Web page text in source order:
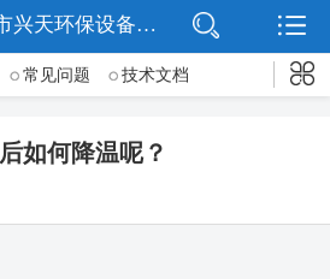
网站首页
新闻动态
泊头市兴天环保设备有限公司
常见问题 技术文档
如何降温呢？